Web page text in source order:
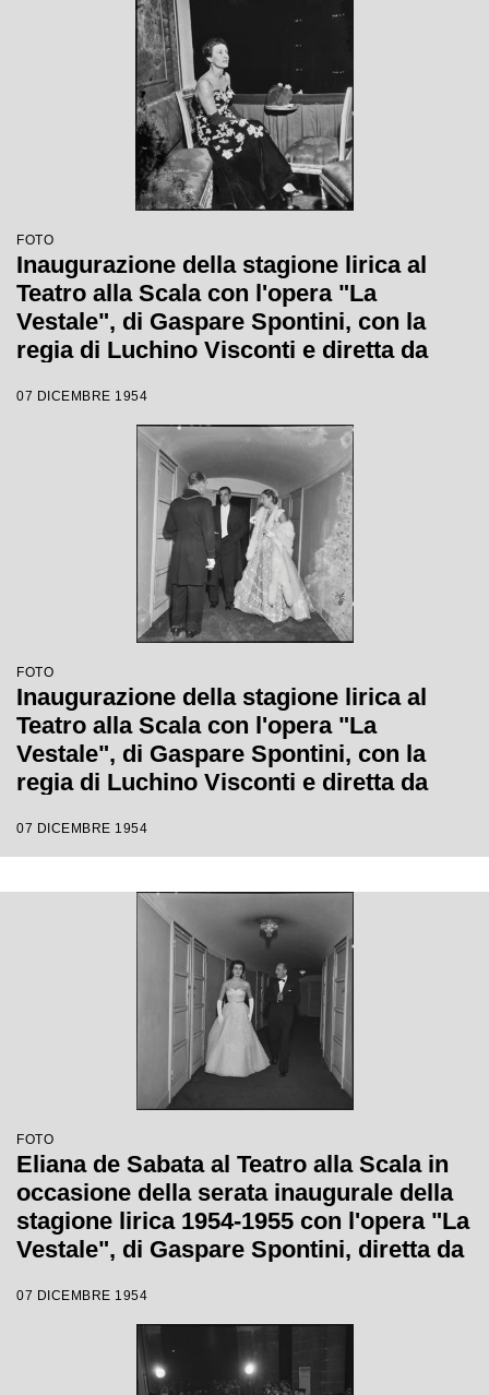
FOTO
Inaugurazione della stagione lirica al
Teatro alla Scala con l'opera "La
Vestale", di Gaspare Spontini, con la
regia di Luchino Visconti e diretta da
07 DICEMBRE 1954
FOTO
Inaugurazione della stagione lirica al
Teatro alla Scala con l'opera "La
Vestale", di Gaspare Spontini, con la
regia di Luchino Visconti e diretta da
07 DICEMBRE 1954
FOTO
Eliana de Sabata al Teatro alla Scala in
occasione della serata inaugurale della
stagione lirica 1954-1955 con l'opera "La
Vestale", di Gaspare Spontini, diretta da
Visconti
07 DICEMBRE 1954